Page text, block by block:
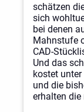
schätzen
sich
bei denen
Mahnstufe
CAD-
Und das
kostet unter
und die
erhalten